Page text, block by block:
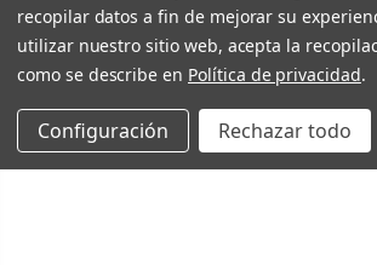
recopilar datos a fin de mejorar su
utilizar nuestro sitio web, acepta la
como se describe en Política de privacidad.
Configuración Rechazar todo